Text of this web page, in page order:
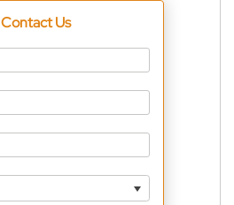
Contact Us